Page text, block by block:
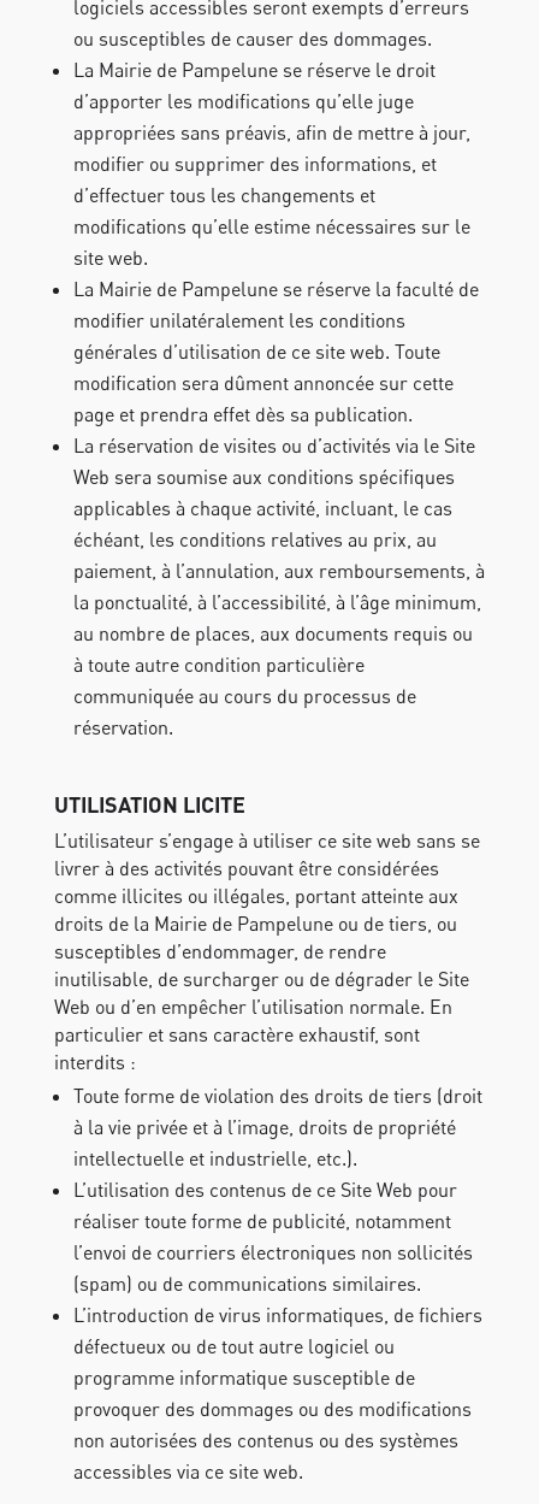
logiciels accessibles seront exempts d’erreurs
ou susceptibles de causer des dommages.
La Mairie de Pampelune se réserve le droit
d’apporter les modifications qu’elle juge
appropriées sans préavis, afin de mettre à jour,
modifier ou supprimer des informations, et
d’effectuer tous les changements et
modifications qu’elle estime nécessaires sur le
site web.
La Mairie de Pampelune se réserve la faculté de
modifier unilatéralement les conditions
générales d’utilisation de ce site web. Toute
modification sera dûment annoncée sur cette
page et prendra effet dès sa publication.
La réservation de visites ou d’activités via le Site
Web sera soumise aux conditions spécifiques
applicables à chaque activité, incluant, le cas
échéant, les conditions relatives au prix, au
paiement, à l’annulation, aux remboursements, à
la ponctualité, à l’accessibilité, à l’âge minimum,
au nombre de places, aux documents requis ou
à toute autre condition particulière
communiquée au cours du processus de
réservation.
UTILISATION LICITE
L’utilisateur s’engage à utiliser ce site web sans se
livrer à des activités pouvant être considérées
comme illicites ou illégales, portant atteinte aux
droits de la Mairie de Pampelune ou de tiers, ou
susceptibles d’endommager, de rendre
inutilisable, de surcharger ou de dégrader le Site
Web ou d’en empêcher l’utilisation normale. En
particulier et sans caractère exhaustif, sont
interdits :
Toute forme de violation des droits de tiers (droit
à la vie privée et à l’image, droits de propriété
intellectuelle et industrielle, etc.).
L’utilisation des contenus de ce Site Web pour
réaliser toute forme de publicité, notamment
l’envoi de courriers électroniques non sollicités
(spam) ou de communications similaires.
L’introduction de virus informatiques, de fichiers
défectueux ou de tout autre logiciel ou
programme informatique susceptible de
provoquer des dommages ou des modifications
non autorisées des contenus ou des systèmes
accessibles via ce site web.